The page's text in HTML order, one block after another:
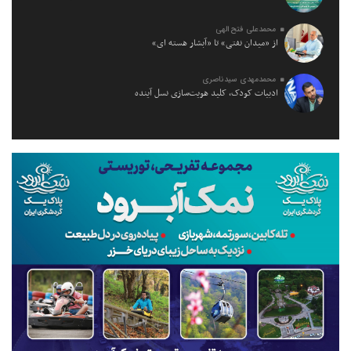
محمدعلی فتح الهی
از «میدان نفتی» تا «آبشار هسته ای»
محمدمهدی سیدناصری
ادبیات کودک، کلید هویت‌سازی نسل آینده